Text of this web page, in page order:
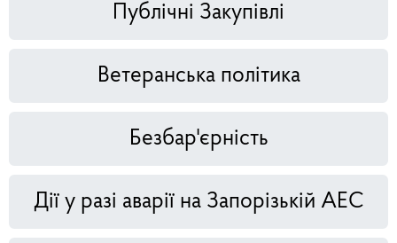
Публічні Закупівлі
Ветеранська політика
Безбар'єрність
Дії у разі аварії на Запорізькій АЕС